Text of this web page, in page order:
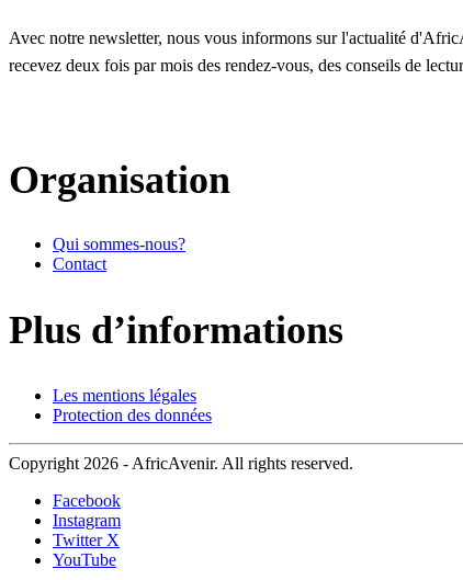
Avec notre newsletter, nous vous informons sur l'actualité
recevez deux fois par mois des rendez-vous, des conseils de
Organisation
Qui sommes-nous?
Contact
Plus d’informations
Les mentions légales
Protection des données
Copyright 2026 - AfricAvenir. All rights reserved.
Facebook
Instagram
Twitter X
YouTube